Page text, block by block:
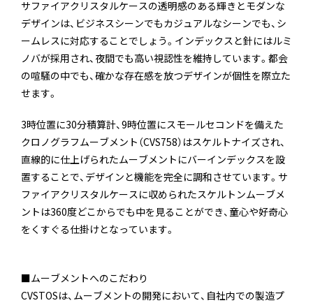
サファイアクリスタルケースの透明感のある輝きとモダンな
デザインは、ビジネスシーンでもカジュアルなシーンでも、シ
ームレスに対応することでしょう。インデックスと針にはルミ
ノバが採用され、夜間でも高い視認性を維持しています。都会
の喧騒の中でも、確かな存在感を放つデザインが個性を際立た
せます。
3時位置に30分積算計、9時位置にスモールセコンドを備えた
クロノグラフムーブメント（CVS758）はスケルトナイズされ、
直線的に仕上げられたムーブメントにバーインデックスを設
置することで、デザインと機能を完全に調和させています。サ
ファイアクリスタルケースに収められたスケルトンムーブメ
ントは360度どこからでも中を見ることができ、童心や好奇心
をくすぐる仕掛けとなっています。
■ムーブメントへのこだわり
CVSTOSは、ムーブメントの開発において、自社内での製造プ